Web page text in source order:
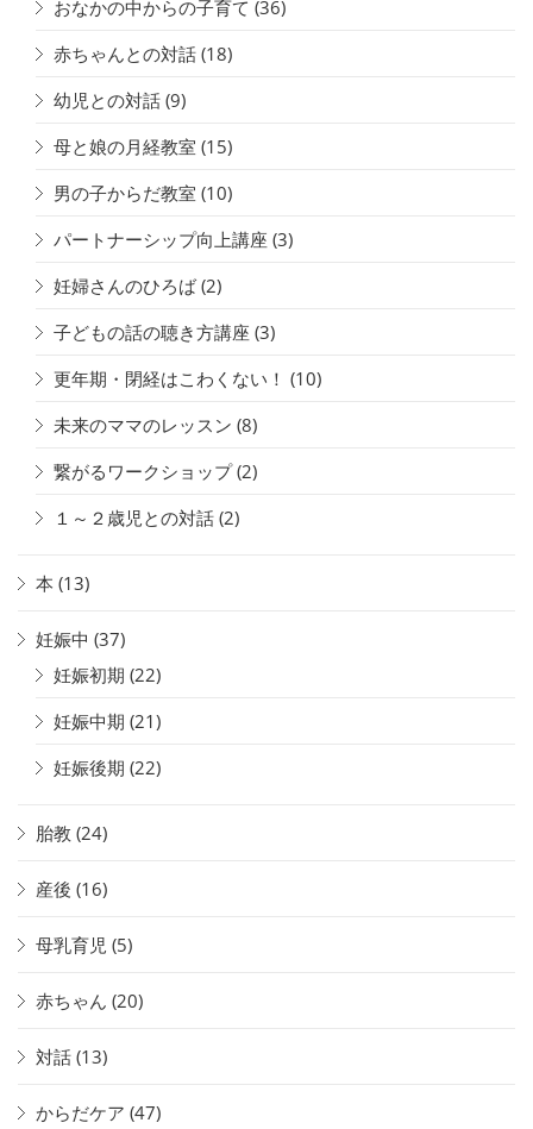
おなかの中からの子育て (36)
赤ちゃんとの対話 (18)
幼児との対話 (9)
母と娘の月経教室 (15)
男の子からだ教室 (10)
パートナーシップ向上講座 (3)
妊婦さんのひろば(2)
子どもの話の聴き方講座 (3)
更年期・閉経はこわくない！ (10)
未来のママのレッスン (8)
繋がるワークショップ(2)
１～２歳児との対話 (2)
本 (13)
妊娠中 (37)
妊娠初期 (22)
妊娠中期 (21)
妊娠後期 (22)
胎教 (24)
産後 (16)
母乳育児 (5)
赤ちゃん (20)
対話 (13)
からだケア (47)